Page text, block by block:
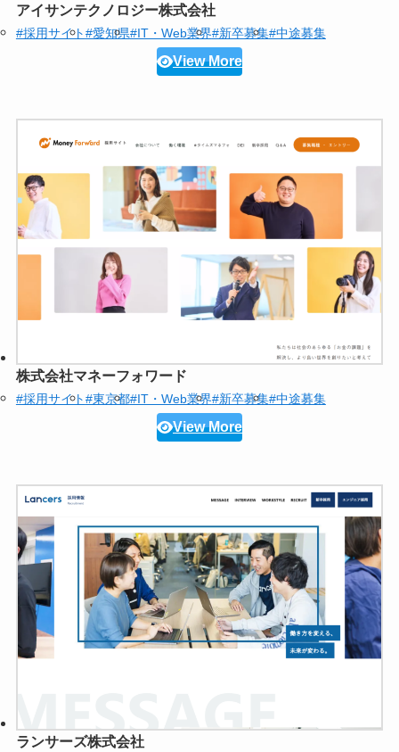
アイサンテクノロジー株式会社
#採用サイト#愛知県#IT・Web業界#新卒募集#中途募集
View More
株式会社マネーフォワード
#採用サイト#東京都#IT・Web業界#新卒募集#中途募集
View More
ランサーズ株式会社